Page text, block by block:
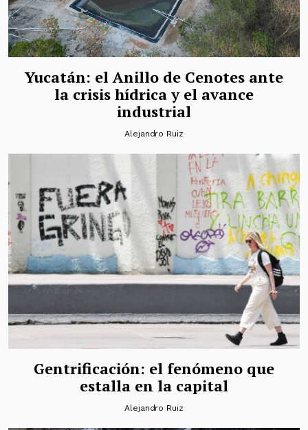
Yucatán: el Anillo de Cenotes ante
la crisis hídrica y el avance
industrial
Alejandro Ruiz
Gentrificación: el fenómeno que
estalla en la capital
Alejandro Ruiz